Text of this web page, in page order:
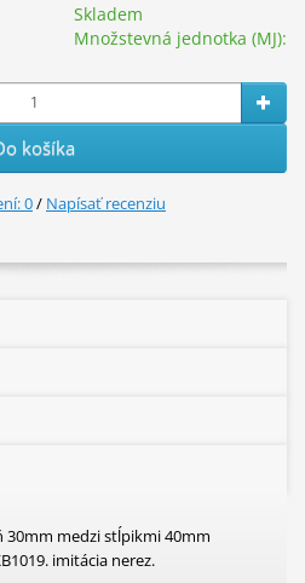
Skladem
Množstevná jednotka (MJ):
košíka
0/ Napísať recenziu
30mm medzi stĺpikmi 40mm
imitácia nerez.